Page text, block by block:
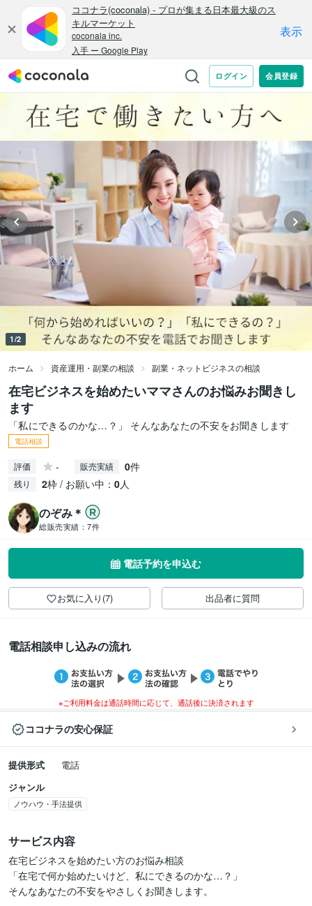
1/2
ホーム 資産運用・副業の相談 副業・ネットビジネスの相談
在宅ビジネスを始めたいママさんのお悩みお聞きし
ます
「私にできるのかな…？」 そんなあなたの不安をお聞きします
電話相談
評価 - 販売実績 0件
残り 2枠 / お願い中： 0人
のぞみ＊
総販売実績： 7件
電話予約を申込む
お気に入り(7) 出品者に質問
電話相談申し込みの流れ
※ご利用料金は通話時間に応じて、通話後に決済されます
ココナラの安心保証
提供形式
電話
ジャンル
ノウハウ・手法提供
サービス内容
在宅ビジネスを始めたい方のお悩み相談
「在宅で何か始めたいけど、私にできるのかな…？」
そんなあなたの不安をやさしくお聞きします。